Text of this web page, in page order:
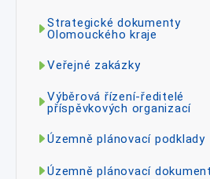
Strategické dokumenty
Olomouckého kraje
Veřejné zakázky
Výběrová řízení-ředitelé
příspěvkových organizací
Územně plánovací podklady
Územně plánovací